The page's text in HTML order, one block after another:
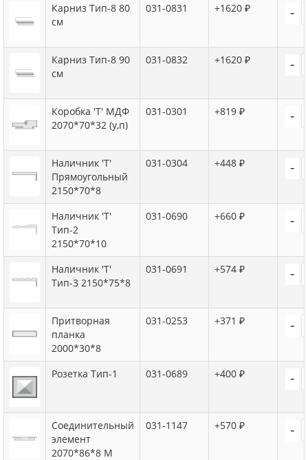
Карниз Тип-8 80
см
031-0831 +1620 ₽ -
Карниз Тип-8 90
см
031-0832 +1620 ₽ -
Коробка 'Т' МДФ
2070*70*32 (у,п)
031-0301 +819 ₽ -
Наличник 'Т'
Прямоугольный
2150*70*8
031-0304 +448 ₽ -
Наличник 'Т'
Тип-2
2150*70*10
031-0690 +660 ₽ -
Наличник 'Т'
Тип-3 2150*75*8
031-0691 +574 ₽ -
Притворная
планка
2000*30*8
031-0253 +371 ₽ -
Розетка Тип-1 031-0689 +400 ₽ -
Соединительный
элемент
2070*86*8 M
031-1147 +570 ₽ -